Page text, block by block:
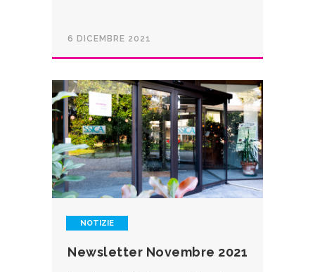
6 DICEMBRE 2021
NOTIZIE
Newsletter Novembre 2021